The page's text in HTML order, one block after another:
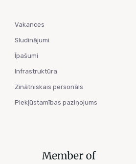
Vakances
Sludinājumi
Īpašumi
Infrastruktūra
Zinātniskais personāls
Piekļūstamības paziņojums